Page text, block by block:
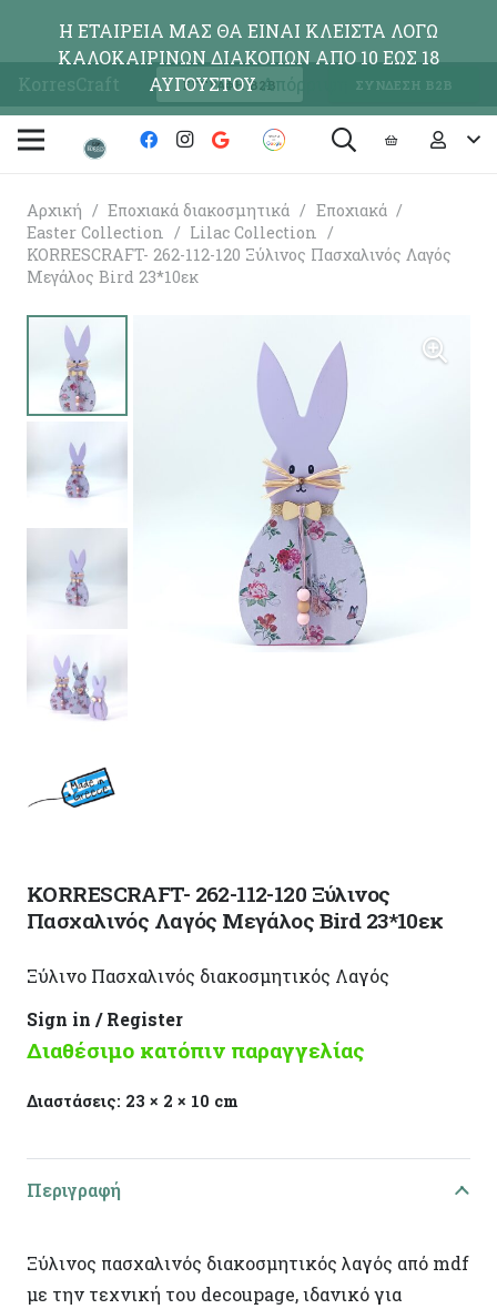
KorresCraft ΕΓΓΡΑΦΗ Β2Β ΣΥΝΔΕΣΗ Β2Β
Αρχική / Εποχιακά διακοσμητικά / Εποχιακά /
Easter Collection / Lilac Collection /
KORRESCRAFT- 262-112-120 Ξύλινος Πασχαλινός Λαγός
Μεγάλος Bird 23*10εκ
KORRESCRAFT- 262-112-120 Ξύλινος
Πασχαλινός Λαγός Μεγάλος Bird 23*10εκ
Ξύλινο Πασχαλινός διακοσμητικός Λαγός
Sign in / Register
Διαθέσιμο κατόπιν παραγγελίας
Διαστάσεις: 23 × 2 × 10 cm
Περιγραφή
Ξύλινος πασχαλινός διακοσμητικός λαγός από mdf
με την τεχνική του decoupage, ιδανικό για
Η ΕΤΑΙΡΕΙΑ ΜΑΣ ΘΑ ΕΙΝΑΙ ΚΛΕΙΣΤΑ ΛΟΓΩ
ΚΑΛΟΚΑΙΡΙΝΩΝ ΔΙΑΚΟΠΩΝ ΑΠΟ 10 ΕΩΣ 18
ΑΥΓΟΥΣΤΟΥΑπόρριψη